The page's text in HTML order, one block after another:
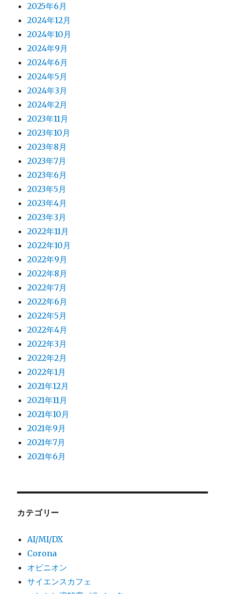
2025年6月
2024年12月
2024年10月
2024年9月
2024年6月
2024年5月
2024年3月
2024年2月
2023年11月
2023年10月
2023年8月
2023年7月
2023年6月
2023年5月
2023年4月
2023年3月
2022年11月
2022年10月
2022年9月
2022年8月
2022年7月
2022年6月
2022年5月
2022年4月
2022年3月
2022年2月
2022年1月
2021年12月
2021年11月
2021年10月
2021年9月
2021年7月
2021年6月
カテゴリー
AI/MI/DX
Corona
オピニオン
サイエンスカフェ